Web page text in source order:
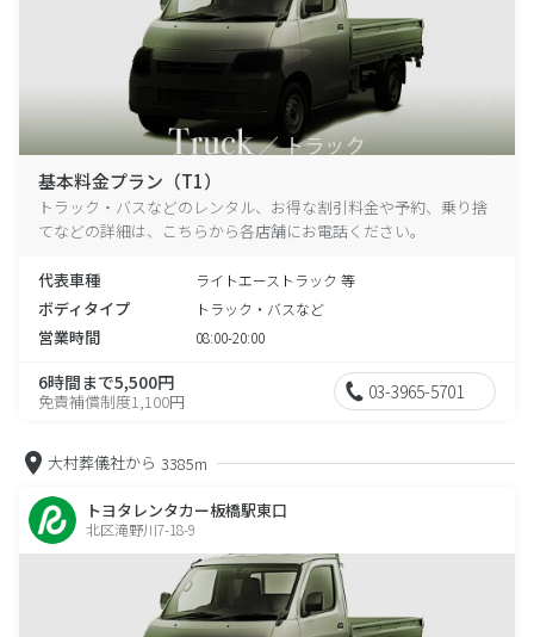
基本料金プラン（T1）
トラック・バスなどのレンタル、お得な割引料金や予約、乗り捨
てなどの詳細は、こちらから各店舗にお電話ください。
代表車種 ライトエーストラック 等
ボディタイプ トラック・バスなど
営業時間 08:00-20:00
6時間まで5,500円
免責補償制度1,100円 03-3965-5701
大村葬儀社から 3385m
トヨタレンタカー板橋駅東口
北区滝野川7-18-9